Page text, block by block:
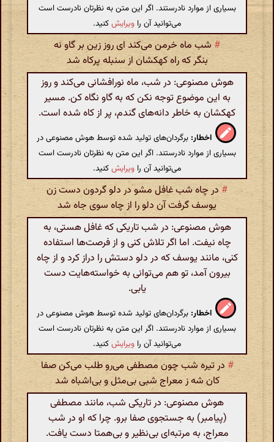
بسیاری از موارد نادرستند. اگر این متن به نظرتان نادرست است
می‌توانید آن را ویرایشکنید.
# شب ماه خرمن می‌کند ای روز زین بر گاو نه
بنگر که راه کهکشان از سنبله پرکاه شد
هوش مصنوعی: در شب، ماه نورافشانی می‌کند و روز
به این موضوع توجه نکن که به گاو نگاه کن. مسیر
کهکشان به خاطر دانه‌های گندم، پر از کاه شده است.
اخطار: برگردان‌های تولید شده توسط هوش مصنوعی در
بسیاری از موارد نادرستند. اگر این متن به نظرتان نادرست است
می‌توانید آن را ویرایشکنید.
#در چاه شب غافل مشو در دلو گردون دست زن
یوسف گرفت آن دلو را از چاه سوی جاه شد
هوش مصنوعی: در شب تاریکی که غافل هستی، به
چاه نیفت. اما اگر تلاش کنی و از فرصت‌ها استفاده
کنی، مانند یوسف که در دلو دستش را دراز کرد و از چاه
بیرون آمد، تو هم می‌توانی به خواسته‌هایت دست
یابی.
اخطار: برگردان‌های تولید شده توسط هوش مصنوعی در
بسیاری از موارد نادرستند. اگر این متن به نظرتان نادرست است
می‌توانید آن را ویرایشکنید.
# در تیره شب چون مصطفی می‌رو طلب می‌کن صفا
کان شه ز معراج شبی بی‌مثل و بی‌اشباه شد
هوش مصنوعی: در تاریکی شب، مانند مصطفی
(پیامبر) به جستجوی صفا برو. چرا که او در شب
معراج، به مرتبه‌ای بی‌نظیر و بی‌همتا دست یافت.